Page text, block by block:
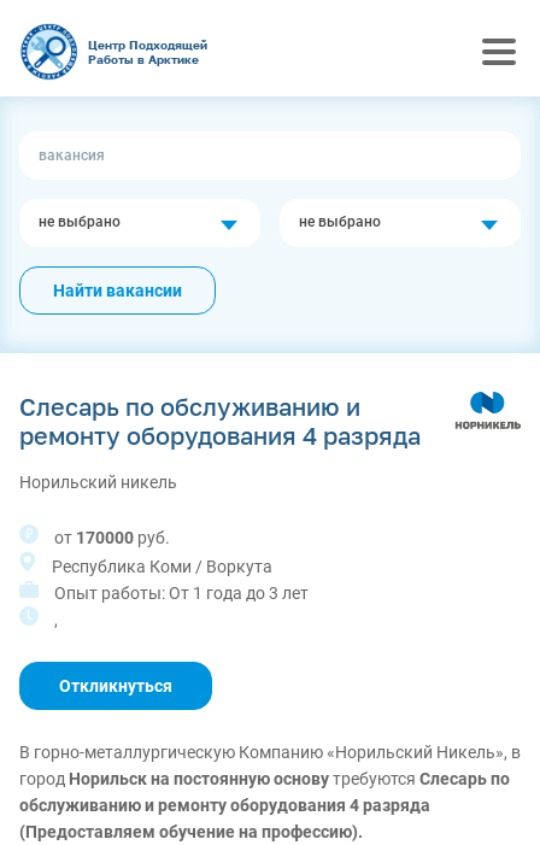
Центр Подходящей
Работы в Арктике
не выбрано не выбрано
Найти вакансии
Слесарь по обслуживанию и
ремонту оборудования 4 разряда
Норильский никель
от 170000 руб.
Республика Коми / Воркута
Опыт работы: От 1 года до 3 лет
,
Откликнуться
В горно-металлургическую Компанию «Норильский Никель», в
город Норильск на постоянную основутребуются Слесарь по
обслуживанию и ремонту оборудования 4 разряда
(Предоставляем обучение на профессию).